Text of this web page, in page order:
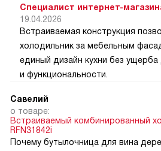
Специалист интернет-
19.04.2026
Встраиваемая конструкция
холодильник за мебельным
единый дизайн кухни без
и функциональности.
Савелий
о товаре:
Встраиваемый комбинированный
RFN31842i
Почему бутылочница для вина